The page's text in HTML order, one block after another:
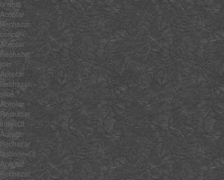
unshift
Aceptar
Rechazar
concat
Aceptar
Rechazar
join
Aceptar
Rechazar
slice
Aceptar
Rechazar
indexOf
Aceptar
Rechazar
lastIndexOf
Aceptar
Rechazar